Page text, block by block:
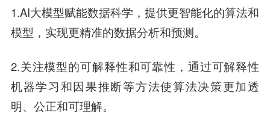
1.AI大模型赋能数据科学，提供更智能化的算法和
模型，实现更精准的数据分析和预测。
2.关注模型的可解释性和可靠性，通过可解释性
机器学习和因果推断等方法使算法决策更加透
明、公正和可理解。